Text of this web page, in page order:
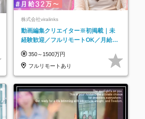
株式会社viralinks
動画編集クリエイター※初掲載｜未
経験歓迎／フルリモートOK／月給32
350～1500万円
フルリモートあり